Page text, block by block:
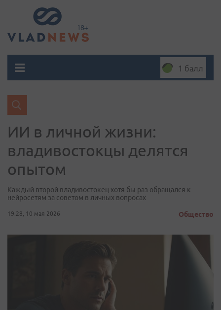
1 балл
ИИ в личной жизни:
владивостокцы делятся
опытом
Каждый второй владивостокец хотя бы раз обращался к
нейросетям за советом в личных вопросах
19:28, 10 мая 2026 Общество